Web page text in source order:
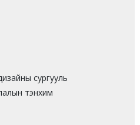
сургууль
тэнхим